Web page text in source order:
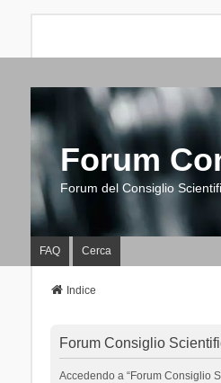
Forum
Forum del Consiglio
FAQ Cerca
Indice
Forum Consiglio
Accedendo a “Forum Consiglio